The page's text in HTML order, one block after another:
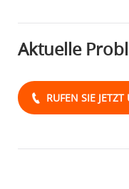
Aktuelle
RUFEN SIE